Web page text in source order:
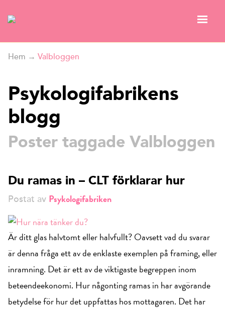
Hem → Valbloggen
Psykologifabrikens
blogg
Poster taggade Valbloggen
Du ramas in – CLT förklarar hur
Postat av Psykologifabriken
Är ditt glas halvtomt eller halvfullt? Oavsett vad du svarar
är denna fråga ett av de enklaste exemplen på framing, eller
inramning. Det är ett av de viktigaste begreppen inom
beteendeekonomi. Hur någonting ramas in har avgörande
betydelse för hur det uppfattas hos mottagaren. Det har